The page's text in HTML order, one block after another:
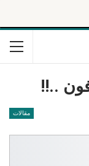
..!!
مقالات